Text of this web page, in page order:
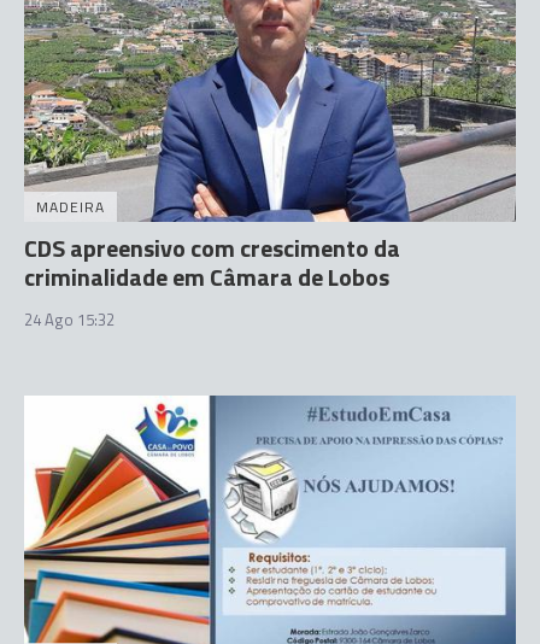
MADEIRA
CDS apreensivo com crescimento da
criminalidade em Câmara de Lobos
24 Ago 15:32